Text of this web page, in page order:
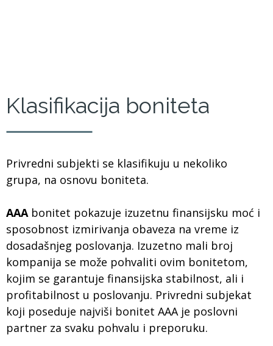
Klasifikacija boniteta
Privredni subjekti se klasifikuju u nekoliko
grupa, na osnovu boniteta.
AAA bonitet pokazuje izuzetnu finansijsku moć i
sposobnost izmirivanja obaveza na vreme iz
dosadašnjeg poslovanja. Izuzetno mali broj
kompanija se može pohvaliti ovim bonitetom,
kojim se garantuje finansijska stabilnost, ali i
profitabilnost u poslovanju. Privredni subjekat
koji poseduje najviši bonitet AAA je poslovni
partner za svaku pohvalu i preporuku.